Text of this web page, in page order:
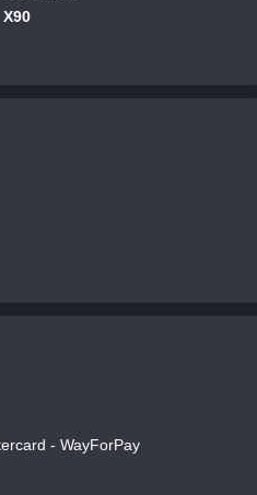
X90
- WayForPay